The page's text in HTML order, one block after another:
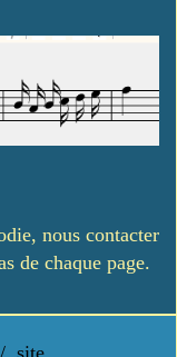
nous contacter
de chaque page.